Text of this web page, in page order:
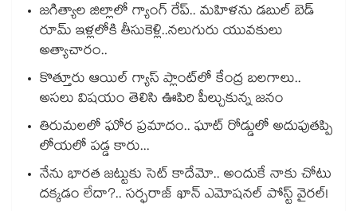
జగిత్యాల జిల్లాలో గ్యాంగ్ రేప్.. మహిళను డబుల్ బెడ్
రూమ్ ఇళ్లలోకి తీసుకెళ్లి..నలుగురు యువకులు
అత్యాచారం..
కొత్తూరు ఆయిల్ గ్యాస్⁪ ప్లాంట్⁫లో కేంద్ర బలగాలు..
అసలు విషయం తెలిసి ఊపిరి పీల్చుకున్న జనం
తిరుమలలో ఘోర ప్రమాదం.. ఘాట్ రోడ్డులో అదుపుతప్పి
లోయలో పడ్డ కారు...
నేను భారత జట్టుకు సెట్ కాదేమో.. అందుకే నాకు చోటు
దక్కడం లేదా?.. సర్ఫరాజ్ ఖాన్ ఎమోషనల్ పోస్ట్ వైరల్!